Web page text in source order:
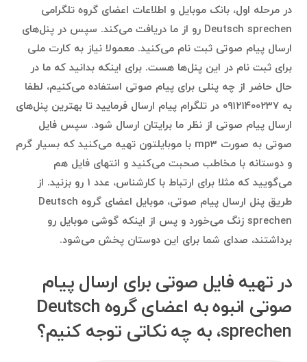
در مرحله اول، بانک موبایل و اطلاعات اعضای گروه تلگرامی
Deutsch sprechen رو از ما دریافت می‌کند. سپس در پنل‌های
ارسال پیام صوتی ثبت نام می‌کنید. معمولا نیاز به کارت ملی
برای ثبت نام در این پنل‌ها هست. برای اینکه بدانید که ما در
حال حاضر از چه پنلی برای پیام صوتی استفاده می‌کنیم، لطفا
به ۰۹۱۲۱۴۰۰۲۳۷ در تلگرام پیام ارسال فرمایید تا بهترین پنل‌های
ارسال پیام صوتی از نظر ما برایتان ارسال شود. سپس فایل
صوتی به صورت mp3 با موبایلتون تهیه می‌کنید که بسیار گرم
و دوستانه با مخاطب صحبت می‌کنید و انتهای فایل هم
می‌گویید که مثلا برای ارتباط با کارشناس، عدد ۱ رو بزنید. از
طریق پنل ارسال پیام صوتی، موبایل اعضای گروه Deutsch
sprechen زنگ می‌خورد و پس از اینکه گوشی موبایل رو
برداشتند، صدای شما برای این دوستان پخش می‌شود.
در تهیه فایل صوتی برای ارسال پیام
صوتی انبوه به اعضای گروه Deutsch
sprechen، به چه نکاتی توجه کنیم؟